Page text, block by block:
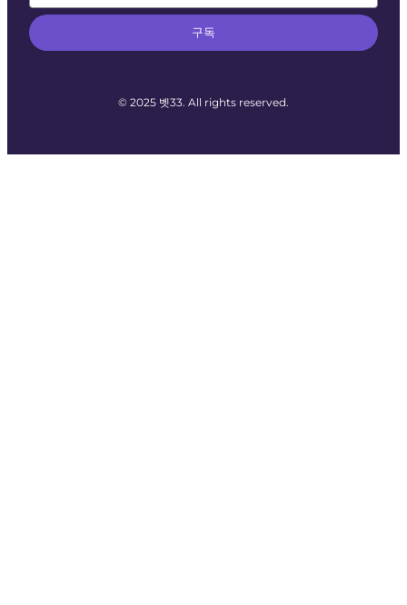
구독
© 2025 벳33. All rights reserved.